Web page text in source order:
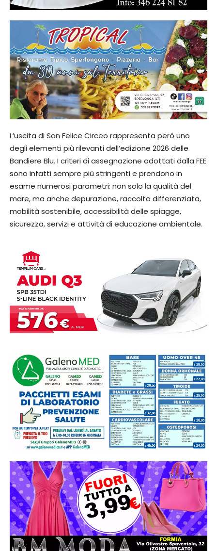
L’uscita di San Felice Circeo rappresenta però uno
degli elementi più rilevanti dell’edizione 2026 delle
Bandiere Blu. I criteri di assegnazione adottati dalla FEE
sono infatti sempre più stringenti e prendono in
esame numerosi parametri: non solo la qualità del
mare, ma anche depurazione, raccolta differenziata,
mobilità sostenibile, accessibilità delle spiagge,
sicurezza, servizi e attività di educazione ambientale.